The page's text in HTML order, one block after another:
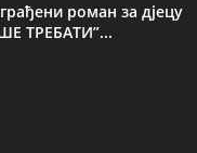
роман за дјецу
ТРЕБАТИ”...